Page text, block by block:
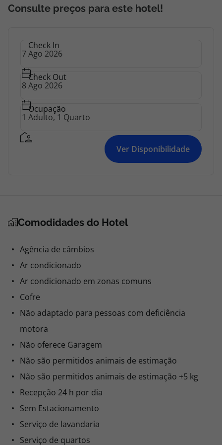
Consulte preços para este hotel!
Check In
Check Out
Ocupação
Ver Disponibilidade
Comodidades do Hotel
Agência de câmbios
Ar condicionado
Ar condicionado em zonas comuns
Cofre
Não adaptado para pessoas com deficiência
motora
Não oferece Garagem
Não são permitidos animais de estimação
Não são permitidos animais de estimação +5 kg
Recepção 24 h por dia
Sem Estacionamento
Serviço de lavandaria
Serviço de quartos